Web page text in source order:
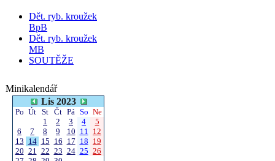
Dět. ryb. kroužek
BpB
Dět. ryb. kroužek
MB
SOUTĚŽE
Minikalendář
Lis 2023
Po Út St Čt Pá So Ne
1
2 3 4
5
6
7 8 9 10 11 12
13 14 15 16 17 18 19
20 21 22 23 24 25 26